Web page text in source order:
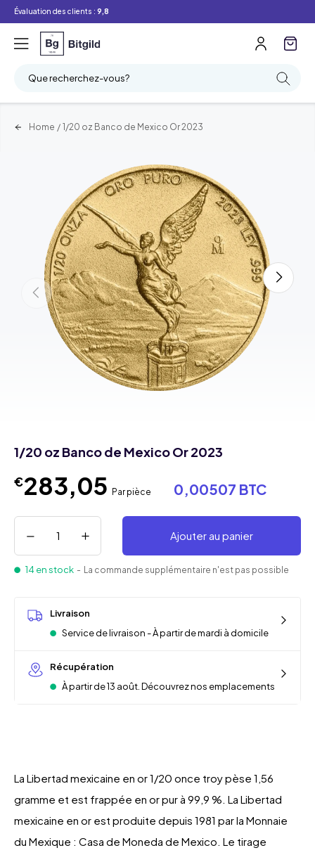
Évaluation des clients : 9,8
Que recherchez-vous?
Home / 1/20 oz Banco de Mexico Or 2023
1/20 oz Banco de Mexico Or 2023
€283,05 Par pièce 0,00507 BTC
Ajouter au panier
14 en stock - La commande supplémentaire n'est pas possible
Livraison
Service de livraison - À partir de mardi à domicile
Récupération
À partir de 13 août. Découvrez nos emplacements
La Libertad mexicaine en or 1/20 once troy pèse 1,56
gramme et est frappée en or pur à 99,9 %. La Libertad
mexicaine en or est produite depuis 1981 par la Monnaie
du Mexique : Casa de Moneda de Mexico. Le tirage